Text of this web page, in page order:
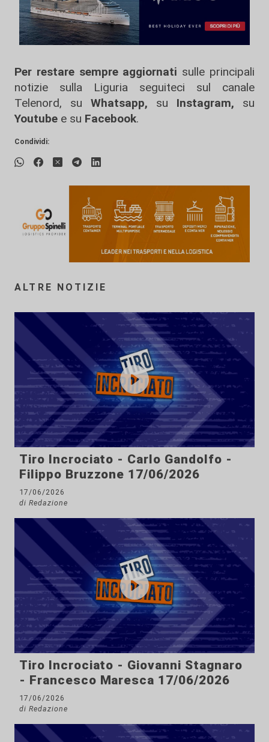
Per restare sempre aggiornati sulle principali
notizie sulla Liguria seguiteci sul canale
Telenord, su
Whatsapp, su Instagram, su
Youtube e su Facebook.
Condividi:
ALTRE NOTIZIE
Tiro Incrociato - Carlo Gandolfo -
Filippo Bruzzone 17/06/2026
17/06/2026
di Redazione
Tiro Incrociato - Giovanni Stagnaro
- Francesco Maresca 17/06/2026
17/06/2026
di Redazione